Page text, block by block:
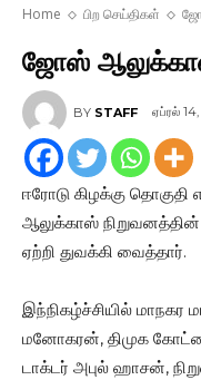
Home பிற செய்திகள்
ஜோஸ்
BY STAFF ஏப்ரல்
ஈரோடு கிழக்கு தொகுதி
ஆலுக்காஸ்
ஏற்றி துவக்கி வைத்தார்.
இந்நிகழ்ச்சியில் மாநகர
மனோகரன், திமுக
டாக்டர் அபுல் ஹாசன்,